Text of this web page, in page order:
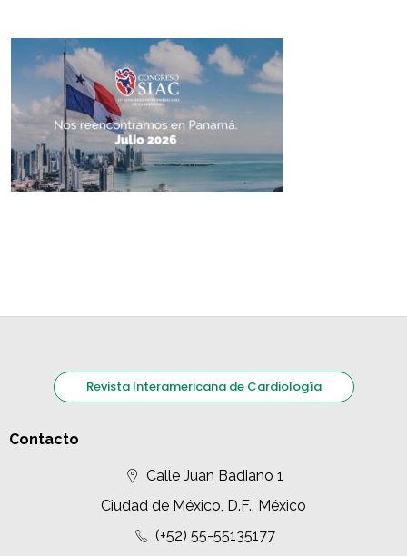
Revista Interamericana de Cardiología
Contacto
Calle Juan Badiano 1
Ciudad de México, D.F., México
(+52) 55-55135177